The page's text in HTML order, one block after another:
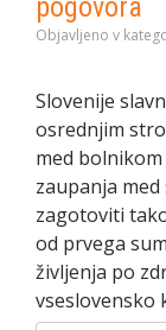
pogovora
Objavljeno v
Slovenije
osrednjim
med
zaupanja
zagotoviti
od prvega
življenja po
vseslovensko